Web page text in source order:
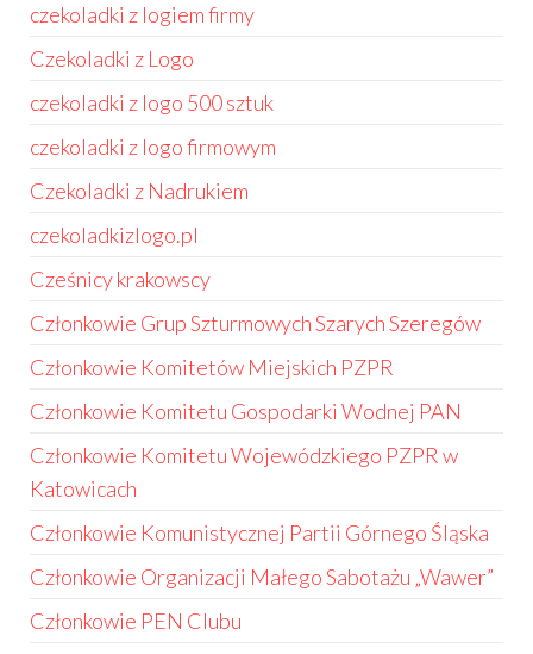
czekoladki z logiem firmy
Czekoladki z Logo
czekoladki z logo 500 sztuk
czekoladki z logo firmowym
Czekoladki z Nadrukiem
czekoladkizlogo.pl
Cześnicy krakowscy
Członkowie Grup Szturmowych Szarych Szeregów
Członkowie Komitetów Miejskich PZPR
Członkowie Komitetu Gospodarki Wodnej PAN
Członkowie Komitetu Wojewódzkiego PZPR w
Katowicach
Członkowie Komunistycznej Partii Górnego Śląska
Członkowie Organizacji Małego Sabotażu „Wawer”
Członkowie PEN Clubu